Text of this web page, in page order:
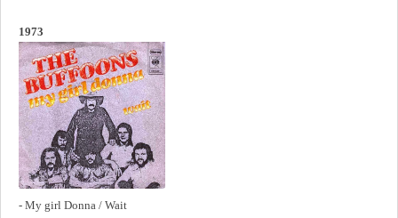
1973
- My girl Donna / Wait